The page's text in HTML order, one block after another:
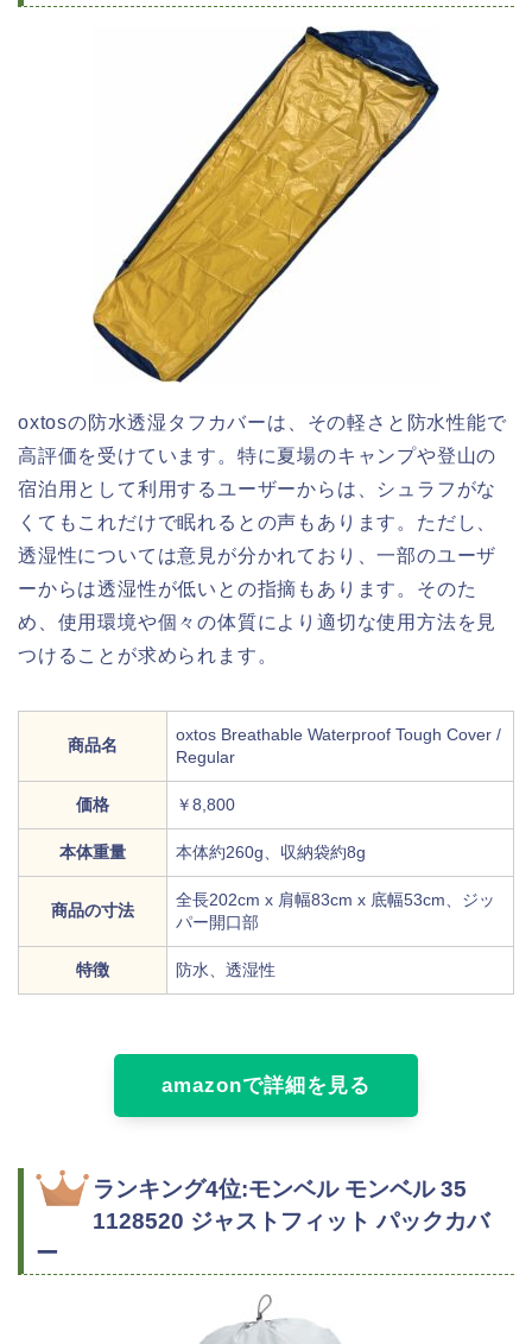
oxtosの防水透湿タフカバーは、その軽さと防水性能で
高評価を受けています。特に夏場のキャンプや登山の
宿泊用として利用するユーザーからは、シュラフがな
くてもこれだけで眠れるとの声もあります。ただし、
透湿性については意見が分かれており、一部のユーザ
ーからは透湿性が低いとの指摘もあります。そのた
め、使用環境や個々の体質により適切な使用方法を見
つけることが求められます。
商品名
oxtos Breathable Waterproof Tough Cover /
Regular
価格 ￥8,800
本体重量 本体約260g、収納袋約8g
商品の寸法
全長202cm x 肩幅83cm x 底幅53cm、ジッ
パー開口部
特徴 防水、透湿性
amazonで詳細を見る
ランキング4位:モンベル モンベル 35
1128520 ジャストフィット パックカバ
ー